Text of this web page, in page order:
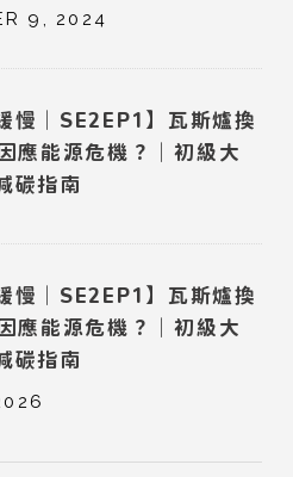
9, 2024
慢｜SE2EP1】瓦斯爐換
應能源危機？｜初級大
碳指南
慢｜SE2EP1】瓦斯爐換
應能源危機？｜初級大
碳指南